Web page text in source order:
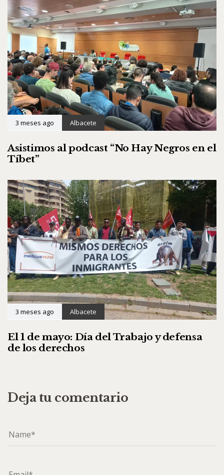
3 meses ago Albacete
Asistimos al podcast “No Hay Negros en el
Tíbet”
3 meses ago Albacete
El 1 de mayo: Día del Trabajo y defensa
de los derechos
Deja tu comentario